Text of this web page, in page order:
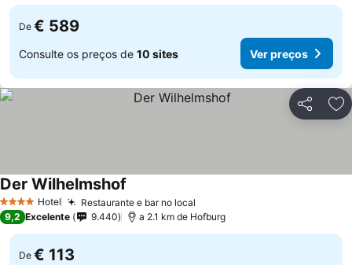
De € 589
Consulte os preços de 10 sites Ver preços
Partilhar
4 EstrelasHotel Restaurante e bar no local
Der Wilhelmshof
9,2 Excelente 9.440 a 2.1 km de Hofburg
De € 113